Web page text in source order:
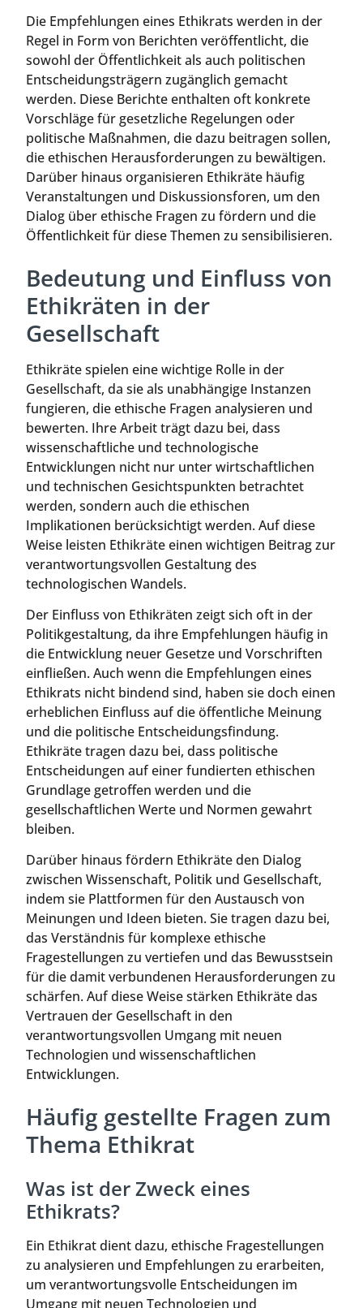
Die Empfehlungen eines Ethikrats werden in der
Regel in Form von Berichten veröffentlicht, die
sowohl der Öffentlichkeit als auch politischen
Entscheidungsträgern zugänglich gemacht
werden. Diese Berichte enthalten oft konkrete
Vorschläge für gesetzliche Regelungen oder
politische Maßnahmen, die dazu beitragen sollen,
die ethischen Herausforderungen zu bewältigen.
Darüber hinaus organisieren Ethikräte häufig
Veranstaltungen und Diskussionsforen, um den
Dialog über ethische Fragen zu fördern und die
Öffentlichkeit für diese Themen zu sensibilisieren.
Bedeutung und Einfluss von
Ethikräten in der
Gesellschaft
Ethikräte spielen eine wichtige Rolle in der
Gesellschaft, da sie als unabhängige Instanzen
fungieren, die ethische Fragen analysieren und
bewerten. Ihre Arbeit trägt dazu bei, dass
wissenschaftliche und technologische
Entwicklungen nicht nur unter wirtschaftlichen
und technischen Gesichtspunkten betrachtet
werden, sondern auch die ethischen
Implikationen berücksichtigt werden. Auf diese
Weise leisten Ethikräte einen wichtigen Beitrag zur
verantwortungsvollen Gestaltung des
technologischen Wandels.
Der Einfluss von Ethikräten zeigt sich oft in der
Politikgestaltung, da ihre Empfehlungen häufig in
die Entwicklung neuer Gesetze und Vorschriften
einfließen. Auch wenn die Empfehlungen eines
Ethikrats nicht bindend sind, haben sie doch einen
erheblichen Einfluss auf die öffentliche Meinung
und die politische Entscheidungsfindung.
Ethikräte tragen dazu bei, dass politische
Entscheidungen auf einer fundierten ethischen
Grundlage getroffen werden und die
gesellschaftlichen Werte und Normen gewahrt
bleiben.
Darüber hinaus fördern Ethikräte den Dialog
zwischen Wissenschaft, Politik und Gesellschaft,
indem sie Plattformen für den Austausch von
Meinungen und Ideen bieten. Sie tragen dazu bei,
das Verständnis für komplexe ethische
Fragestellungen zu vertiefen und das Bewusstsein
für die damit verbundenen Herausforderungen zu
schärfen. Auf diese Weise stärken Ethikräte das
Vertrauen der Gesellschaft in den
verantwortungsvollen Umgang mit neuen
Technologien und wissenschaftlichen
Entwicklungen.
Häufig gestellte Fragen zum
Thema Ethikrat
Was ist der Zweck eines
Ethikrats?
Ein Ethikrat dient dazu, ethische Fragestellungen
zu analysieren und Empfehlungen zu erarbeiten,
um verantwortungsvolle Entscheidungen im
Umgang mit neuen Technologien und